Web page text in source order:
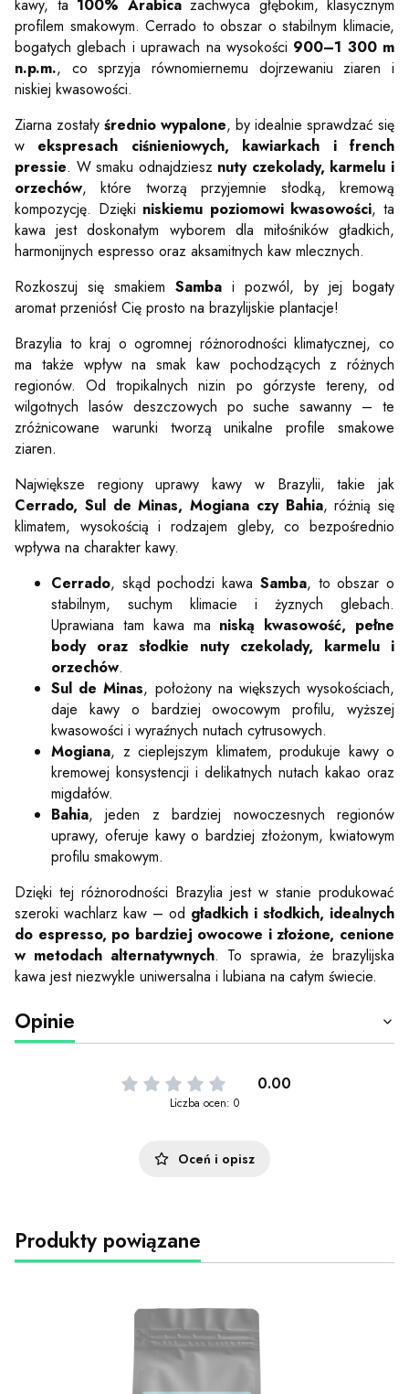
kawy, ta 100% Arabicazachwyca głębokim, klasycznym
profilem smakowym. Cerrado to obszar o stabilnym klimacie,
bogatych glebach i uprawach na wysokości 900–1 300 m
n.p.m., co sprzyja równomiernemu dojrzewaniu ziaren i
niskiej kwasowości.
Ziarna zostały średnio wypalone, by idealnie sprawdzać się
w ekspresach ciśnieniowych, kawiarkach i french
pressie. W smaku odnajdziesz nuty czekolady, karmelu i
orzechów, które tworzą przyjemnie słodką, kremową
kompozycję. Dzięki niskiemu poziomowi kwasowości, ta
kawa jest doskonałym wyborem dla miłośników gładkich,
harmonijnych espresso oraz aksamitnych kaw mlecznych.
Rozkoszuj się smakiem Samba i pozwól, by jej bogaty
aromat przeniósł Cię prosto na brazylijskie plantacje!
Brazylia to kraj o ogromnej różnorodności klimatycznej, co
ma także wpływ na smak kaw pochodzących z różnych
regionów. Od tropikalnych nizin po górzyste tereny, od
wilgotnych lasów deszczowych po suche sawanny – te
zróżnicowane warunki tworzą unikalne profile smakowe
ziaren.
Największe regiony uprawy kawy w Brazylii, takie jak
Cerrado, Sul de Minas, Mogiana czy Bahia, różnią się
klimatem, wysokością i rodzajem gleby, co bezpośrednio
wpływa na charakter kawy.
Cerrado, skąd pochodzi kawa Samba, to obszar o
stabilnym, suchym klimacie i żyznych glebach.
Uprawiana tam kawa ma niską kwasowość, pełne
body oraz słodkie nuty czekolady, karmelu i
orzechów.
Sul de Minas, położony na większych wysokościach,
daje kawy o bardziej owocowym profilu, wyższej
kwasowości i wyraźnych nutach cytrusowych.
Mogiana, z cieplejszym klimatem, produkuje kawy o
kremowej konsystencji i delikatnych nutach kakao oraz
migdałów.
Bahia, jeden z bardziej nowoczesnych regionów
uprawy, oferuje kawy o bardziej złożonym, kwiatowym
profilu smakowym.
Dzięki tej różnorodności Brazylia jest w stanie produkować
szeroki wachlarz kaw – od gładkich i słodkich, idealnych
do espresso, po bardziej owocowe i złożone, cenione
w metodach alternatywnych. To sprawia, że brazylijska
kawa jest niezwykle uniwersalna i lubiana na całym świecie.
Opinie
0.00
Liczba ocen: 0
Oceń i opisz
Produkty powiązane